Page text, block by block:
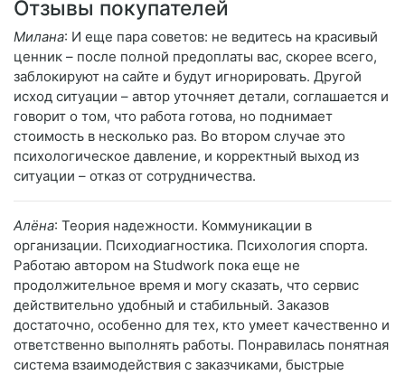
Отзывы покупателей
Милана: И еще пара советов: не ведитесь на красивый
ценник – после полной предоплаты вас, скорее всего,
заблокируют на сайте и будут игнорировать. Другой
исход ситуации – автор уточняет детали, соглашается и
говорит о том, что работа готова, но поднимает
стоимость в несколько раз. Во втором случае это
психологическое давление, и корректный выход из
ситуации – отказ от сотрудничества.
Алёна: Теория надежности. Коммуникации в
организации. Психодиагностика. Психология спорта.
Работаю автором на Studwork пока еще не
продолжительное время и могу сказать, что сервис
действительно удобный и стабильный. Заказов
достаточно, особенно для тех, кто умеет качественно и
ответственно выполнять работы. Понравилась понятная
система взаимодействия с заказчиками, быстрые